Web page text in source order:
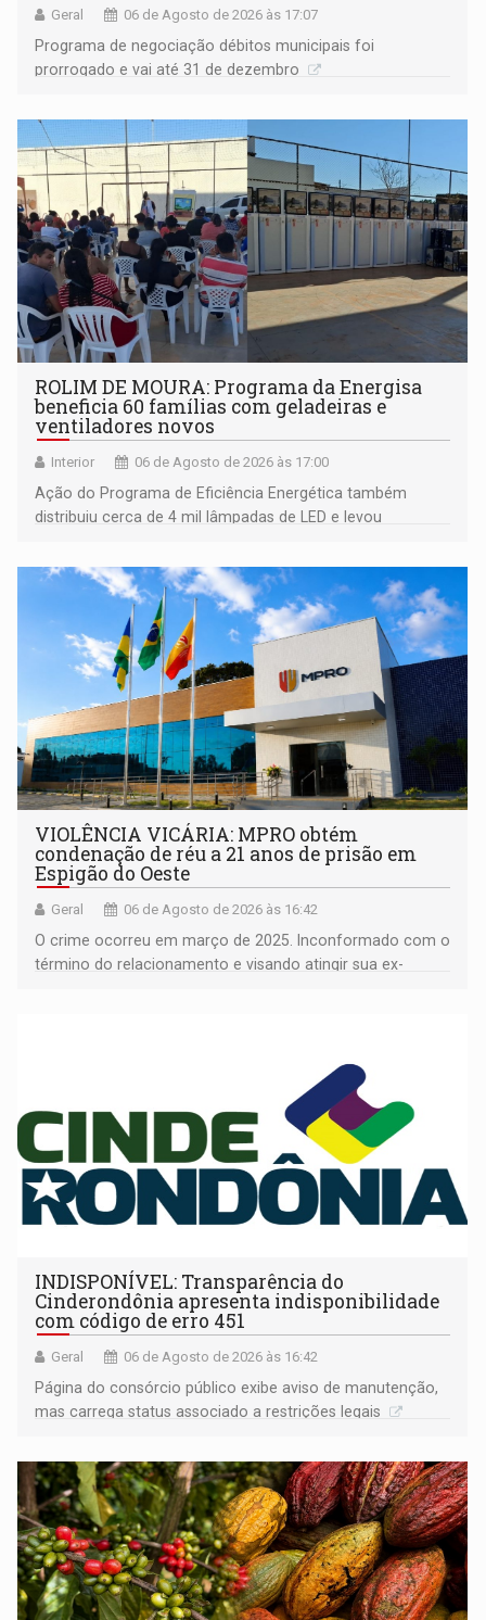
Geral 06 de Agosto de 2026 às 17:07
Programa de negociação débitos municipais foi
prorrogado e vai até 31 de dezembro
ROLIM DE MOURA: Programa da Energisa
beneficia 60 famílias com geladeiras e
ventiladores novos
Interior 06 de Agosto de 2026 às 17:00
Ação do Programa de Eficiência Energética também
distribuiu cerca de 4 mil lâmpadas de LED e levou
comunidade
VIOLÊNCIA VICÁRIA: MPRO obtém
condenação de réu a 21 anos de prisão em
Espigão do Oeste
Geral 06 de Agosto de 2026 às 16:42
O crime ocorreu em março de 2025. Inconformado com o
término do relacionamento e visando atingir sua ex-
INDISPONÍVEL: Transparência do
Cinderondônia apresenta indisponibilidade
com código de erro 451
Geral 06 de Agosto de 2026 às 16:42
Página do consórcio público exibe aviso de manutenção,
mas carrega status associado a restrições legais